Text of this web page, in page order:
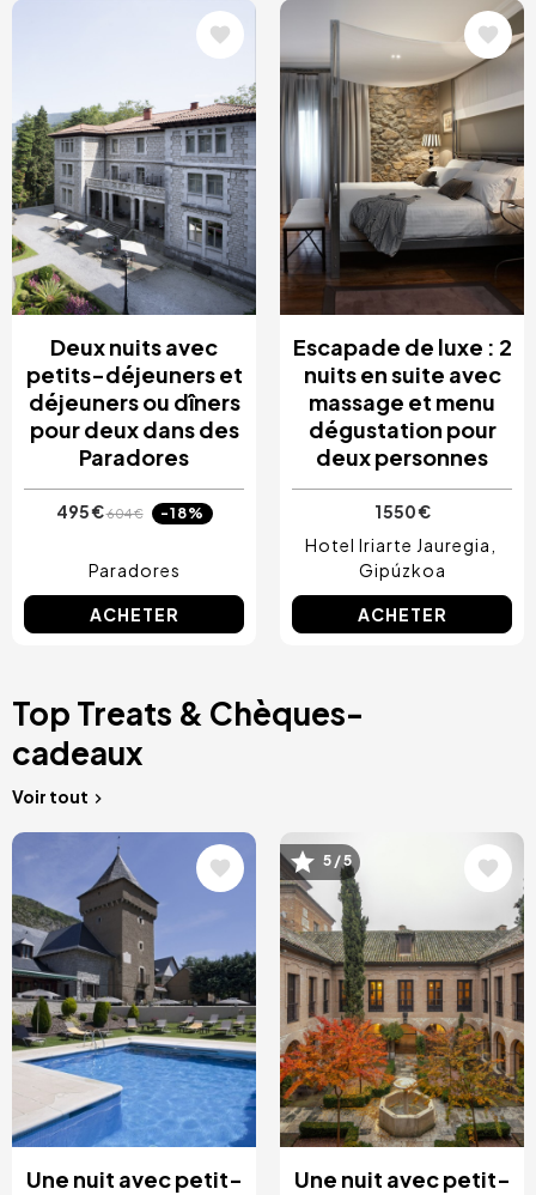
Deux nuits avec
petits-déjeuners et
déjeuners ou dîners
pour deux dans des
Paradores
495 €604 € -18%
Paradores
ACHETER
Image
Escapade de luxe : 2
nuits en suite avec
massage et menu
dégustation pour
deux personnes
1 550 €
Hotel Iriarte Jauregia
Gipúzkoa
ACHETER
Top Treats & Chèques-
cadeaux
Voir tout
Image
Une nuit avec petit-
Image
5 / 5
Une nuit avec petit-